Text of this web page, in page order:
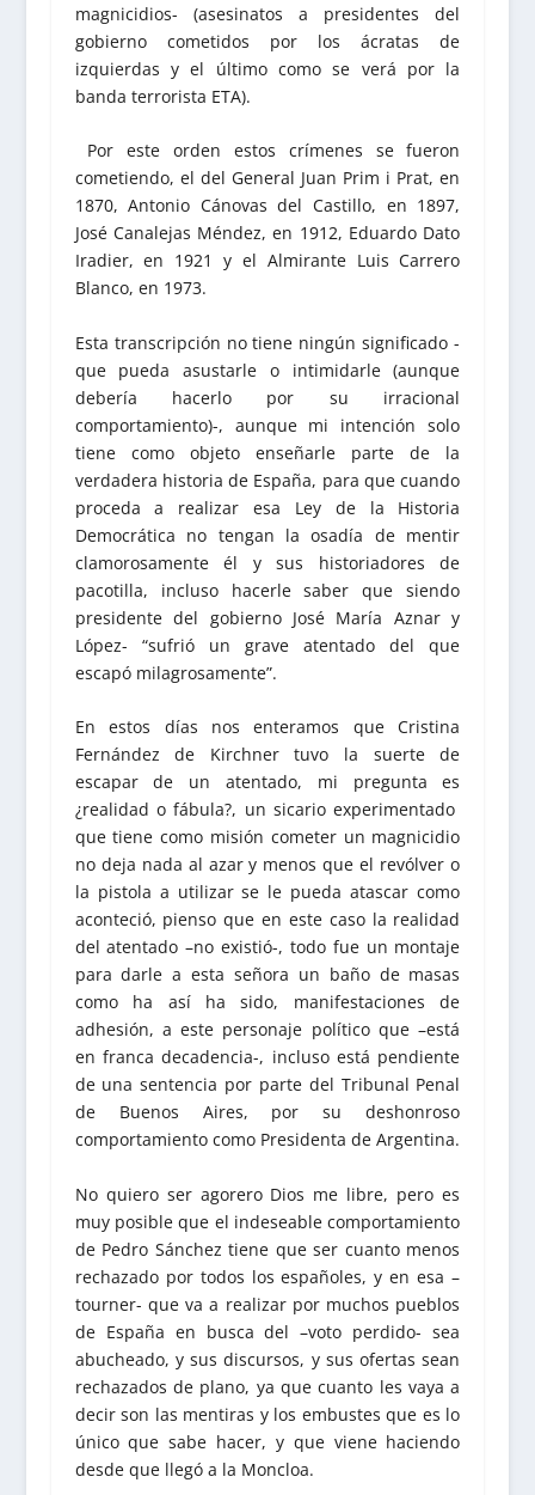
magnicidios- (asesinatos a presidentes del
gobierno cometidos por los ácratas de
izquierdas y el último como se verá por la
banda terrorista ETA).
Por este orden estos crímenes se fueron
cometiendo, el del General Juan Prim i Prat, en
1870, Antonio Cánovas del Castillo, en 1897,
José Canalejas Méndez, en 1912, Eduardo Dato
Iradier, en 1921 y el Almirante Luis Carrero
Blanco, en 1973.
Esta transcripción no tiene ningún significado -
que pueda asustarle o intimidarle (aunque
debería hacerlo por su irracional
comportamiento)-, aunque mi intención solo
tiene como objeto enseñarle parte de la
verdadera historia de España, para que cuando
proceda a realizar esa Ley de la Historia
Democrática no tengan la osadía de mentir
clamorosamente él y sus historiadores de
pacotilla, incluso hacerle saber que siendo
presidente del gobierno José María Aznar y
López- “sufrió un grave atentado del que
escapó milagrosamente”.
En estos días nos enteramos que Cristina
Fernández de Kirchner tuvo la suerte de
escapar de un atentado, mi pregunta es
¿realidad o fábula?, un sicario experimentado
que tiene como misión cometer un magnicidio
no deja nada al azar y menos que el revólver o
la pistola a utilizar se le pueda atascar como
aconteció, pienso que en este caso la realidad
del atentado –no existió-, todo fue un montaje
para darle a esta señora un baño de masas
como ha así ha sido, manifestaciones de
adhesión, a este personaje político que –está
en franca decadencia-, incluso está pendiente
de una sentencia por parte del Tribunal Penal
de Buenos Aires, por su deshonroso
comportamiento como Presidenta de Argentina.
No quiero ser agorero Dios me libre, pero es
muy posible que el indeseable comportamiento
de Pedro Sánchez tiene que ser cuanto menos
rechazado por todos los españoles, y en esa –
tourner- que va a realizar por muchos pueblos
de España en busca del –voto perdido- sea
abucheado, y sus discursos, y sus ofertas sean
rechazados de plano, ya que cuanto les vaya a
decir son las mentiras y los embustes que es lo
único que sabe hacer, y que viene haciendo
desde que llegó a la Moncloa.